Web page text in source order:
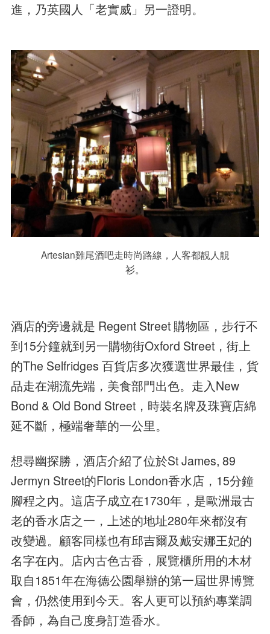
進，乃英國人「老實威」另一證明。
Artesian雞尾酒吧走時尚路線，人客都靚人靚
衫。
酒店的旁邊就是 Regent Street 購物區，步行不
到15分鐘就到另一購物街Oxford Street，街上
的The Selfridges 百貨店多次獲選世界最佳，貨
品走在潮流先端，美食部門出色。走入New
Bond & Old Bond Street，時裝名牌及珠寶店綿
延不斷，極端奢華的一公里。
想尋幽探勝，酒店介紹了位於St James, 89
Jermyn Street的Floris London香水店，15分鐘
腳程之內。這店子成立在1730年，是歐洲最古
老的香水店之一，上述的地址280年來都沒有
改變過。顧客同樣也有邱吉爾及戴安娜王妃的
名字在內。店內古色古香，展覽櫃所用的木材
取自1851年在海德公園舉辦的第一屆世界博覽
會，仍然使用到今天。客人更可以預約專業調
香師，為自己度身訂造香水。